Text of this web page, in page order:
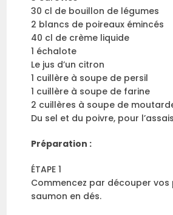
30 cl de bouillon de légumes
2 blancs de poireaux émincés
40 cl de crème liquide
1 échalote
Le jus d’un citron
1 cuillère à soupe de persil
1 cuillère à soupe de farine
2 cuillères à soupe de
Du sel et du poivre, pour
Préparation :
ÉTAPE 1
Commencez par découper vos
saumon en dés.